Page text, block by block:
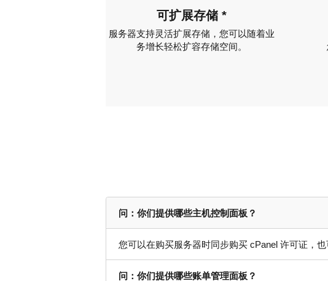
可扩展存储 *
服务器支持灵活扩展存储，您可以随着业
务增长轻松扩容存储空间。
问：你们提供哪些主机控制面板？
您可以在购买服务器时同步购买 cPanel 许可证，也
问：你们提供哪些账单管理面板？